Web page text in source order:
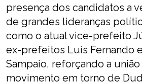
presença dos candidatos a
de grandes lideranças
como o atual vice-prefeito
ex-prefeitos Luís Fernando
Sampaio, reforçando a
movimento em torno de